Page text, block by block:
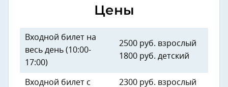
Цены
Входной билет на
весь день (10:00-
17:00)
2500 руб. взрослый
1800 руб. детский
Входной билет с
2300 руб. взрослый